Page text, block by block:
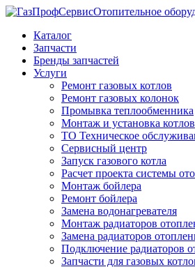
Отопительное
Каталог
Запчасти
Бренды запчастей
Услуги
Ремонт газовых котлов
Ремонт газовых колонок
Промывка теплообменника
Монтаж и установка котлов
ТО Техническое
Сервисный центр
Запуск газового котла
Расчет проекта системы
Монтаж бойлера
Ремонт бойлера
Замена водонагревателя
Монтаж радиаторов
Замена радиаторов
Подключение радиаторов
Запчасти для газовых